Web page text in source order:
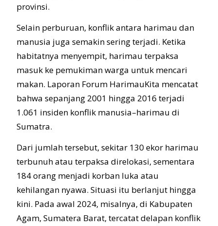
provinsi.
Selain perburuan, konflik antara harimau dan
manusia juga semakin sering terjadi. Ketika
habitatnya menyempit, harimau terpaksa
masuk ke pemukiman warga untuk mencari
makan. Laporan Forum HarimauKita mencatat
bahwa sepanjang 2001 hingga 2016 terjadi
1.061 insiden konflik manusia–harimau di
Sumatra.
Dari jumlah tersebut, sekitar 130 ekor harimau
terbunuh atau terpaksa direlokasi, sementara
184 orang menjadi korban luka atau
kehilangan nyawa. Situasi itu berlanjut hingga
kini. Pada awal 2024, misalnya, di Kabupaten
Agam, Sumatera Barat, tercatat delapan konflik